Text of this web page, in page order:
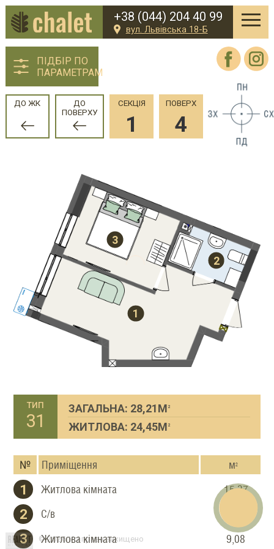
+38 (044) 204 40 99
вул. Львівська 18-Б
ПІДБІР ПО
ПАРАМЕТРАМ
ДО ЖК
ДО
ПОВЕРХУ
СЕКЦІЯ
1
ПОВЕРХ
4
1
2
3
тип
31
ЗАГАЛЬНА: 28,21М 2
ЖИТЛОВА: 24,45М 2
№ Приміщення м2
1 Житлова кімната 15,37
2 С/в
3 Житлова кімната 9,08
© 2026 Усі права захищено
Viber